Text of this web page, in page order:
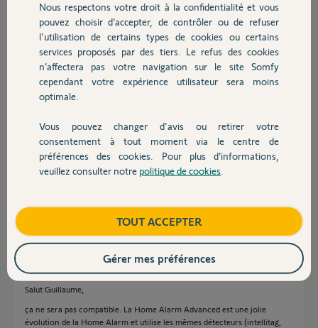
Chauffage
Autres produits
Devis avec un pro
Contact
Participer au fil de discussion
Réponses
Bonsoir,
en effet, Somfy a annoncé la home alarm advanced.
https://www.somfy.fr/produits/1875259/somfy-home-alarm-ad...
Par contre, pas certains de la date. :-)
il y a plus de 5 ans
Salut Guillaume,
ça ne sera pas compatible. La Home Alarm Advanced est une jolie
évolution de la Home Alarm et utilise les mêmes détecteurs (intellitag,
Nous respectons votre droit à la confidentialité et vous
pouvez choisir d’accepter, de contrôler ou de refuser
l'utilisation de certains types de cookies ou certains
services proposés par des tiers. Le refus des cookies
n’affectera pas votre navigation sur le site Somfy
cependant votre expérience utilisateur sera moins
optimale.
Vous pouvez changer d'avis ou retirer votre
consentement à tout moment via le centre de
préférences des cookies. Pour plus d’informations,
veuillez consulter notre politique de cookies
TOUT ACCEPTER
Gérer mes préférences